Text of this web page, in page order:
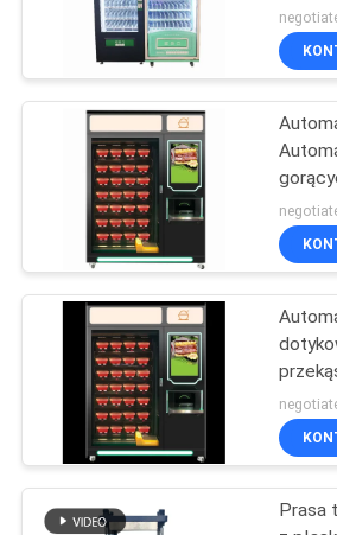
SITEMAP
POLITYKA
PRYWATNOŚCI
Materiały
budowlane
Tester
Izba Badań
Prasa